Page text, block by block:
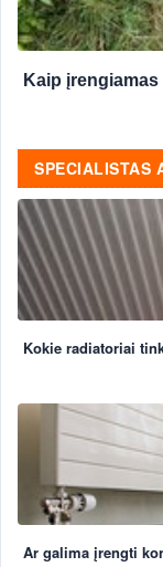
Kaip
SPECIALISTAS
Kokie radiatoriai
Ar galima įrengti